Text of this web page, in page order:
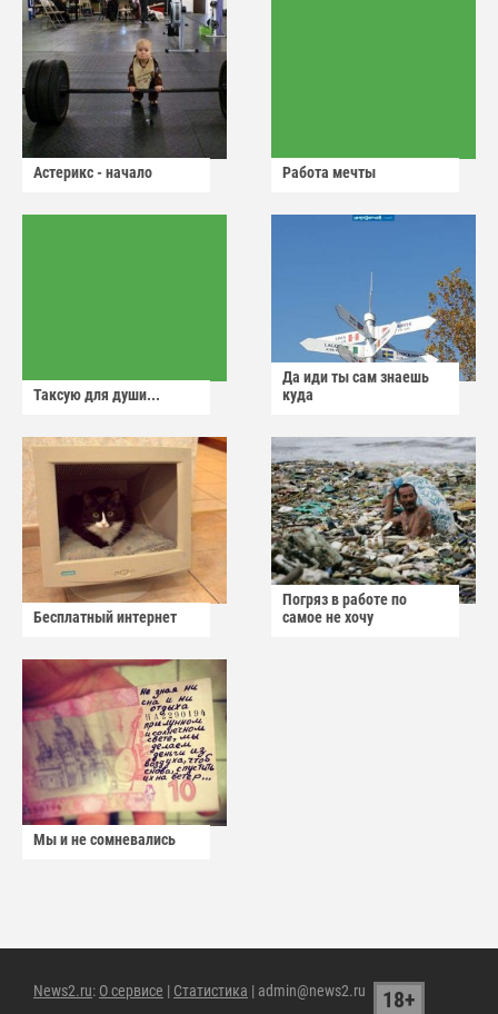
Астерикс - начало Работа мечты
Таксую для души...
Да иди ты сам знаешь
куда
Бесплатный интернет
Погряз в работе по
самое не хочу
Мы и не сомневались
News2.ru: О сервисе | Статистика | admin@news2.ru 18+